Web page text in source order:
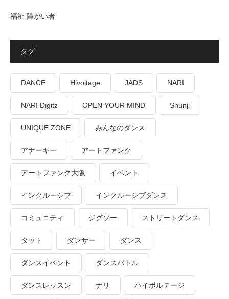
福祉 障がい者
タグ
DANCE Hivoltage JADS NARI
NARI Digitz OPEN YOUR MIND Shunji
UNIQUE ZONE みんなのダンス
アナーキー アートファンク
アートファンク大阪 イベント
インクルーシブ インクルーシブダンス
コミュニティ ジグソー ストリートダンス
タット ダンサー ダンス
ダンスイベント ダンスバトル
ダンスレッスン ナリ ハイボルテージ